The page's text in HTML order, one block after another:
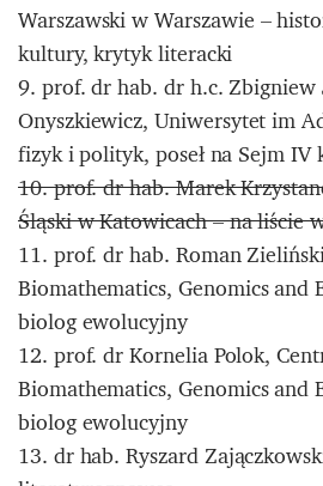
Warszawski w Warszawie –
kultury, krytyk literacki
9. prof. dr hab. dr h.c. Zbigniew
Onyszkiewicz, Uniwersytet im
fizyk i polityk, poseł na Sejm IV
10. prof. dr hab. Marek
Śląski w Katowicach – na liście
11. prof. dr hab. Roman
Biomathematics, Genomics and
biolog ewolucyjny
12. prof. dr Kornelia Polok,
Biomathematics, Genomics and
biolog ewolucyjny
13. dr hab. Ryszard